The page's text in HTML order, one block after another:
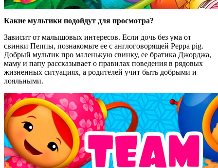
Какие мультики подойдут для просмотра?
Зависит от малышовых интересов. Если дочь без ума от
свинки Пеппы, познакомьте ее с англоговорящей Peppa pig.
Добрый мультик про маленькую свинку, ее братика Джорджа,
маму и папу рассказывает о правилах поведения в рядовых
жизненных ситуациях, а родителей учит быть добрыми и
лояльными.